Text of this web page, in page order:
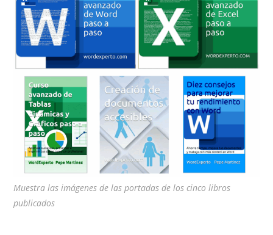
Muestra las imágenes de las portadas de los cinco libros
publicados